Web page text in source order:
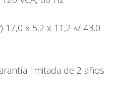
17,0 x 5,2 x 11,2 «/ 43,0
limitada de 2 años